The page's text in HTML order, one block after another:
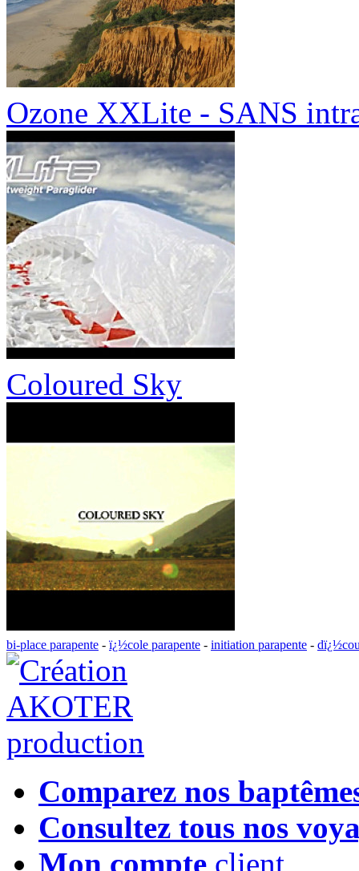
Ozone XXLite - SANS
Coloured Sky
bi-place parapente - ï¿½cole parapente - initiation parapente -
Comparez nos
Consultez tous nos
Mon compte client